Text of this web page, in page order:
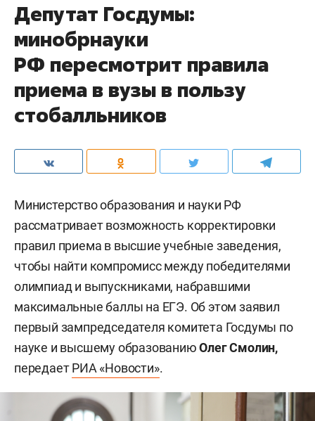
Депутат Госдумы:
минобрнауки
РФ пересмотрит правила
приема в вузы в пользу
стобалльников
Министерство образования и науки РФ
рассматривает возможность корректировки
правил приема в высшие учебные заведения,
чтобы найти компромисс между победителями
олимпиад и выпускниками, набравшими
максимальные баллы на ЕГЭ. Об этом заявил
первый зампредседателя комитета Госдумы по
науке и высшему образованиюОлег Смолин,
передаетРИА «Новости».